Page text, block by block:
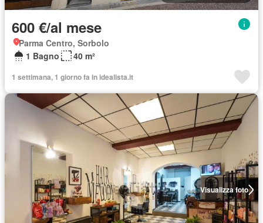
600 €/al mese
Parma Centro, Sorbolo
1 Bagno
40 m²
1 settimana, 1 giorno fa in idealista.it
Visualizza foto